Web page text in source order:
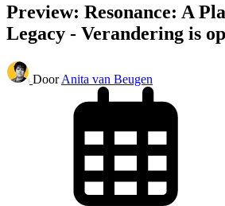
Preview: Resonance: A
Legacy - Verandering is
Door Anita van Beugen